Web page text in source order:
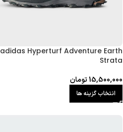
adidas Hyperturf Adventure Earth
Strata
15,500,000تومان
انتخاب گزینه ها